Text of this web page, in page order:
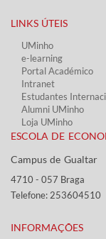
LINKS ÚTEIS​
UMinho
e-learning
Portal Académico
Intranet
Estudantes
Alumni UMinho
Loja UMinho
ESCOLA DE
Campus de Gualtar ​​
4710 - ​057 Braga
Telefone: 253604510​​
INFORMAÇÕES